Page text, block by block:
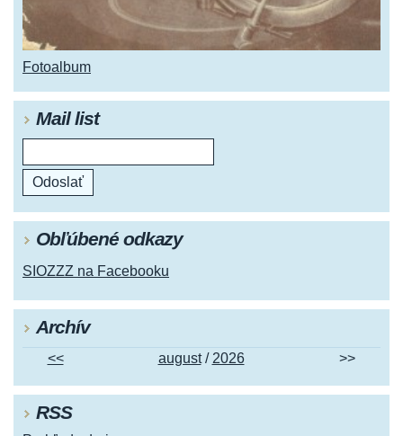
Fotoalbum
Mail list
Obľúbené odkazy
SIOZZZ na Facebooku
Archív
<< august/ 2026 >>
RSS